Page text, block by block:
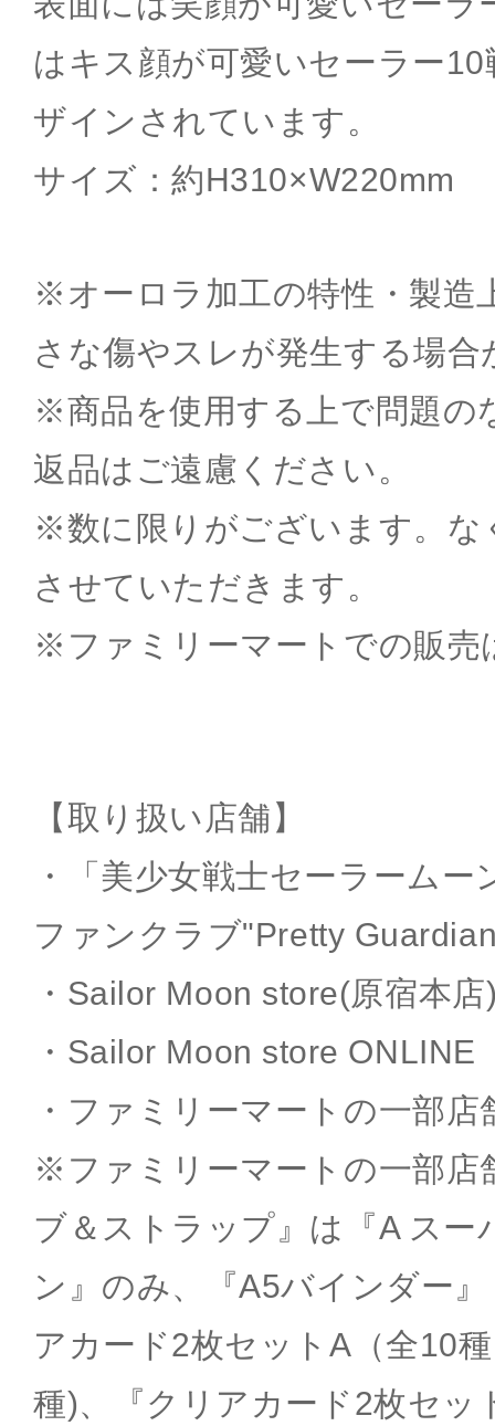
はキス顔が可愛いセーラー
ザインされています。
サイズ：約H310×W220mm
※オーロラ加工の特性・製造
さな傷やスレが発生する場
※商品を使用する上で問題の
返品はご遠慮ください。
※数に限りがございます。な
させていただきます。
※ファミリーマートでの販売
【取り扱い店舗】
・「美少女戦士セーラーム
ファンクラブ"Pretty
・Sailor Moon store(原宿本店
・Sailor Moon store ONLINE
・ファミリーマートの一部店
※ファミリーマートの一部店
ブ＆ストラップ』は『A スー
ン』のみ、『A5バインダー
アカード2枚セットA（全10
種)、『クリアカード2枚セッ